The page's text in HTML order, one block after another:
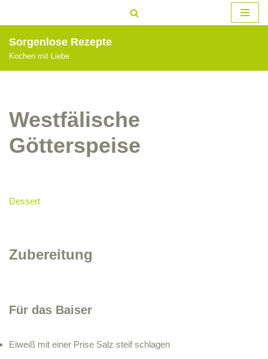
Inhalt
springen
Sorgenlose Rezepte
Kochen mit Liebe
Westfälische
Götterspeise
Dessert
Zubereitung
Für das Baiser
Eiweiß mit einer Prise Salz steif schlagen